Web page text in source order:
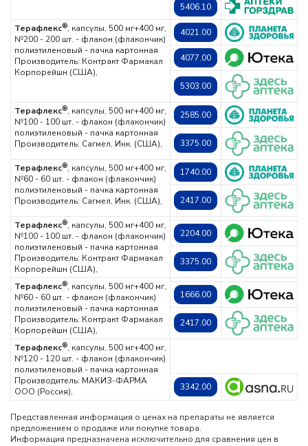
5406.10
Терафлекс®, капсулы, 500 мг+400 мг,
№200 - 200 шт. - флакон (флакончик)
полиэтиленовый - пачка картонная
Производитель: Контракт Фармакал
Корпорейшн (США),
4021.00
4077.00
5303.00
Терафлекс®, капсулы, 500 мг+400 мг,
№100 - 100 шт. - флакон (флакончик)
полиэтиленовый - пачка картонная
Производитель: Сагмел, Инк. (США),
2585.00
3375.00
Терафлекс®, капсулы, 500 мг+400 мг,
№60 - 60 шт. - флакон (флакончик)
полиэтиленовый - пачка картонная
Производитель: Сагмел, Инк. (США),
1740.00
2417.00
Терафлекс®, капсулы, 500 мг+400 мг,
№100 - 100 шт. - флакон (флакончик)
полиэтиленовый - пачка картонная
Производитель: Контракт Фармакал
Корпорейшн (США),
2204.00
3375.00
Терафлекс®, капсулы, 500 мг+400 мг,
№60 - 60 шт. - флакон (флакончик)
полиэтиленовый - пачка картонная
Производитель: Контракт Фармакал
Корпорейшн (США),
1666.00
2417.00
Терафлекс®, капсулы, 500 мг+400 мг,
№120 - 120 шт. - флакон (флакончик)
полиэтиленовый - пачка картонная
Производитель: МАКИЗ-ФАРМА
ООО (Россия),
3342.00
Представленная информация о ценах на препараты не является
предложением о продаже или покупке товара.
Информация предназначена исключительно для сравнения цен в